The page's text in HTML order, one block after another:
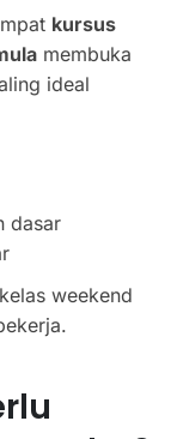
kursus
membuka
ideal
dasar
weekend